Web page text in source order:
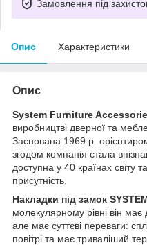
Замовлення під
Опис Характеристики
Опис
System Furniture
виробництві дверної та
Заснована 1969 р.
згодом компанія стала
доступна у 40 країнах
присутність.
Накладки під замок
молекулярному рівні він має
але має суттєві переваги:
повітрі та має триваліший